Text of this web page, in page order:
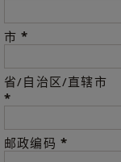
市*
省/自治区/直辖市
*
邮政编码 *